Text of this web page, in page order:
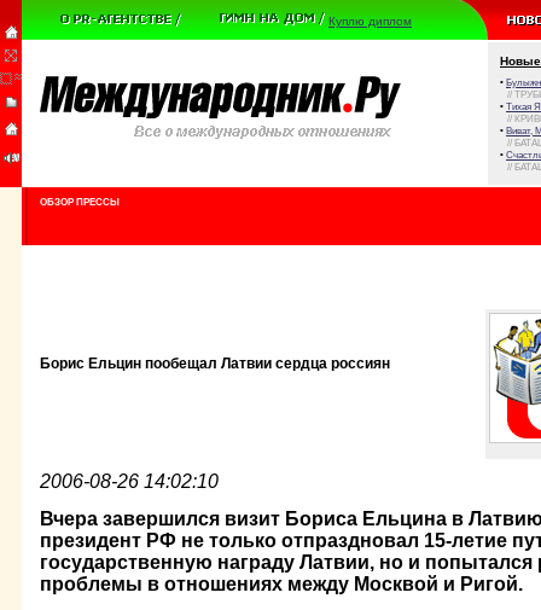
Куплю диплом
Новые
•
//
• Тихая
//
• Виват,
//
•
//
ОБЗОР ПРЕССЫ
Борис Ельцин пообещал Латвии сердца россиян
2006-08-26 14:02:10
Вчера завершился визит Бориса Ельцина в
президент РФ не только отпраздновал 15-летие
государственную награду Латвии, но и
проблемы в отношениях между Москвой и Ригой.